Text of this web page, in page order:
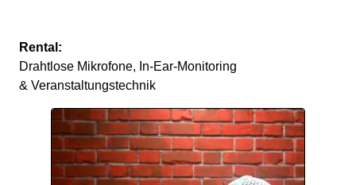
Rental:
Drahtlose Mikrofone, In-Ear-Monitoring
& Veranstaltungstechnik